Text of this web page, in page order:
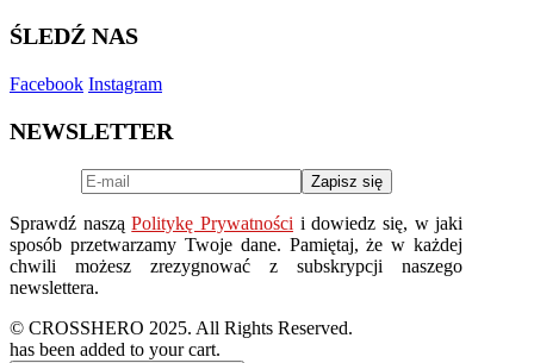
ŚLEDŹ NAS
Facebook Instagram
NEWSLETTER
Sprawdź nasząPolitykę Prywatności i dowiedz się, w jaki
sposób przetwarzamy Twoje dane. Pamiętaj, że w każdej
chwili możesz zrezygnować z subskrypcji naszego
newslettera.
© CROSSHERO 2025. All Rights Reserved.
has been added to your cart.